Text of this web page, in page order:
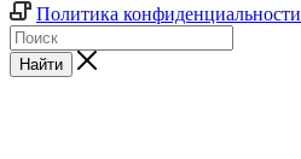
Политика конфиденциальности
Найти